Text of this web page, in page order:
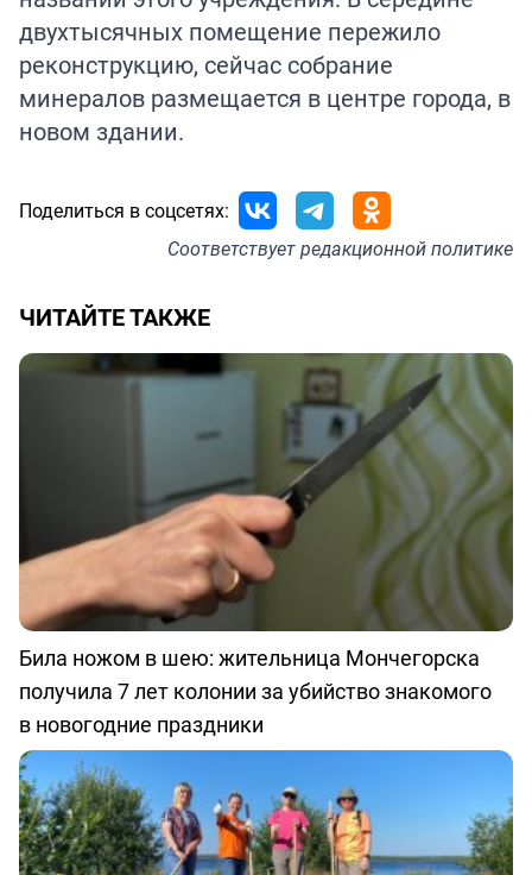
двухтысячных помещение пережило
реконструкцию, сейчас собрание
минералов размещается в центре города, в
новом здании.
Поделиться в соцсетях:
Соответствуетредакционной политике
ЧИТАЙТЕ ТАКЖЕ
Била ножом в шею: жительница Мончегорска
получила 7 лет колонии за убийство знакомого
в новогодние праздники